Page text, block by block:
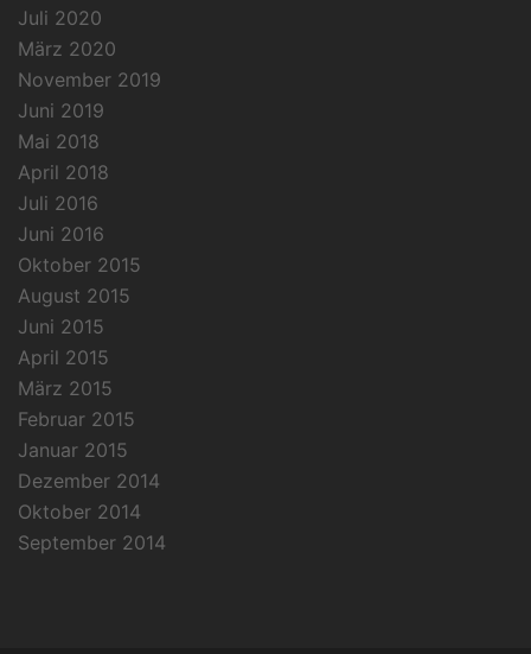
Juli 2020
März 2020
November 2019
Juni 2019
Mai 2018
April 2018
Juli 2016
Juni 2016
Oktober 2015
August 2015
Juni 2015
April 2015
März 2015
Februar 2015
Januar 2015
Dezember 2014
Oktober 2014
September 2014